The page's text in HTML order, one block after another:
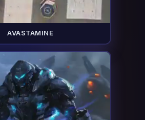
AVASTAMINE